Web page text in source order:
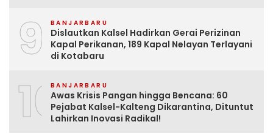
9 BANJARBARU
Dislautkan Kalsel Hadirkan Gerai Perizinan
Kapal Perikanan, 189 Kapal Nelayan Terlayani
di Kotabaru
10BANJARBARU
Awas Krisis Pangan hingga Bencana: 60
Pejabat Kalsel-Kalteng Dikarantina, Dituntut
Lahirkan Inovasi Radikal!